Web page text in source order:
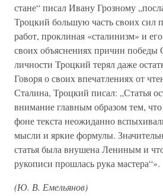
стане“ писал Ивану Грозному
Троцкий большую часть своих сил
работ, проклиная «сталинизм» и
своих объяснениях причин победы
личности Троцкий терял даже
Говоря о своих впечатлениях от
Сталина, Троцкий писал: „Статья
внимание главным образом тем,
фоне текста неожиданно
мысли и яркие формулы.
статья была внушена Лениным и
рукописи прошлась рука мастера“».
(Ю. В. Емельянов)